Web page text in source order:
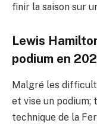
finir la saison sur
Lewis
podium en
Malgré les
et vise un podium;
technique de la